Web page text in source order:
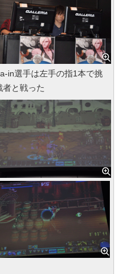
in選手は左手の指1本で挑
者と戦った